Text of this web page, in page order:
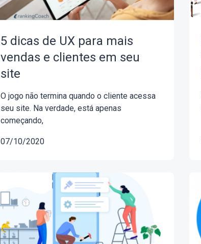
5 dicas de UX para mais
vendas e clientes em seu
site
O jogo não termina quando o cliente acessa
seu site. Na verdade, está apenas
começando,
07/10/2020